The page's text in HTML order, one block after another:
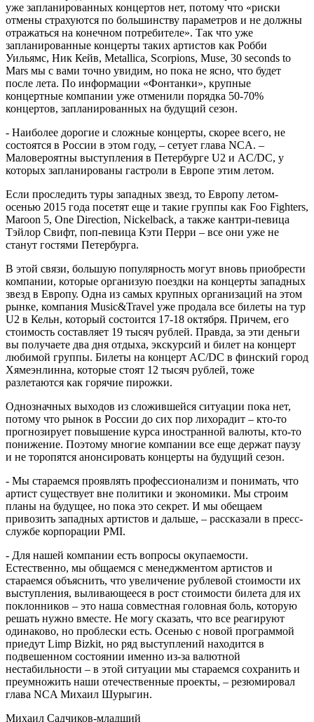
уже запланированных концертов нет, потому что «риски
отмены страхуются по большинству параметров и не должны
отражаться на конечном потребителе». Так что уже
запланированные концерты таких артистов как Робби
Уильямс, Ник Кейв, Metallica, Scorpions, Muse, 30 seconds to
Mars мы с вами точно увидим, но пока не ясно, что будет
после лета. По информации «Фонтанки», крупные
концертные компании уже отменили порядка 50-70%
концертов, запланированных на будущий сезон.
- Наиболее дорогие и сложные концерты, скорее всего, не
состоятся в России в этом году, – сетует глава NCA. –
Маловероятны выступления в Петербурге U2 и AC/DC, у
которых запланированы гастроли в Европе этим летом.
Если проследить туры западных звезд, то Европу летом-
осенью 2015 года посетят еще и такие группы как Foo Fighters,
Maroon 5, One Direction, Nickelback, а также кантри-певица
Тэйлор Свифт, поп-певица Кэти Перри – все они уже не
станут гостями Петербурга.
В этой связи, большую популярность могут вновь приобрести
компании, которые организую поездки на концерты западных
звезд в Европу. Одна из самых крупных организаций на этом
рынке, компания Music&Travel уже продала все билеты на тур
U2 в Кельн, который состоится 17-18 октября. Причем, его
стоимость составляет 19 тысяч рублей. Правда, за эти деньги
вы получаете два дня отдыха, экскурсий и билет на концерт
любимой группы. Билеты на концерт AC/DC в финский город
Хямеэнлинна, которые стоят 12 тысяч рублей, тоже
разлетаются как горячие пирожки.
Однозначных выходов из сложившейся ситуации пока нет,
потому что рынок в России до сих пор лихорадит – кто-то
прогнозирует повышение курса иностранной валюты, кто-то
понижение. Поэтому многие компании все еще держат паузу
и не торопятся анонсировать концерты на будущий сезон.
- Мы стараемся проявлять профессионализм и понимать, что
артист существует вне политики и экономики. Мы строим
планы на будущее, но пока это секрет. И мы обещаем
привозить западных артистов и дальше, – рассказали в пресс-
службе корпорации PMI.
- Для нашей компании есть вопросы окупаемости.
Естественно, мы общаемся с менеджментом артистов и
стараемся объяснить, что увеличение рублевой стоимости их
выступления, выливающееся в рост стоимости билета для их
поклонников – это наша совместная головная боль, которую
решать нужно вместе. Не могу сказать, что все реагируют
одинаково, но проблески есть. Осенью с новой программой
приедут Limp Bizkit, но ряд выступлений находится в
подвешенном состоянии именно из-за валютной
нестабильности – в этой ситуации мы стараемся сохранить и
преумножить наши отечественные проекты, – резюмировал
глава NCA Михаил Шурыгин.
Михаил Садчиков-младший